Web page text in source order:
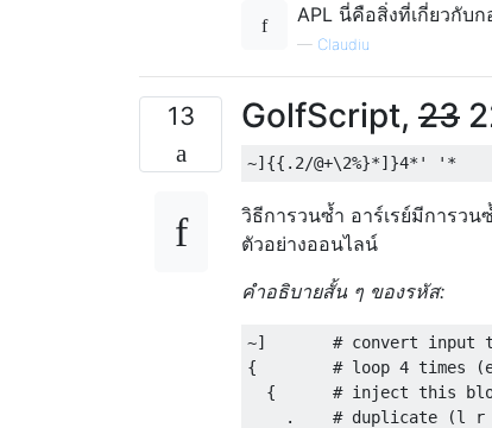
APL นี่คือสิ่งที่เกี่ยวกับก
— Claudiu
13 GolfScript, 23
วิธีการวนซ้ำ อาร์เรย์มีการว
ตัวอย่างออนไลน์
คำอธิบายสั้น ๆ ของรหัส:
~]       # convert input
{        # loop 4 times
{      # inject this
.    # duplicate (l r